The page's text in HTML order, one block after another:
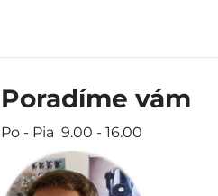
Poradíme vám
Po - Pia 9.00 - 16.00